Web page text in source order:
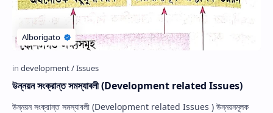
উন্নয়ন সংক্রান্ত সমস্যাবলী (Development related Issues)
উন্নয়ন সংক্রান্ত সমস্যাবলী (Development related Issues ) উন্নয়নমূলক